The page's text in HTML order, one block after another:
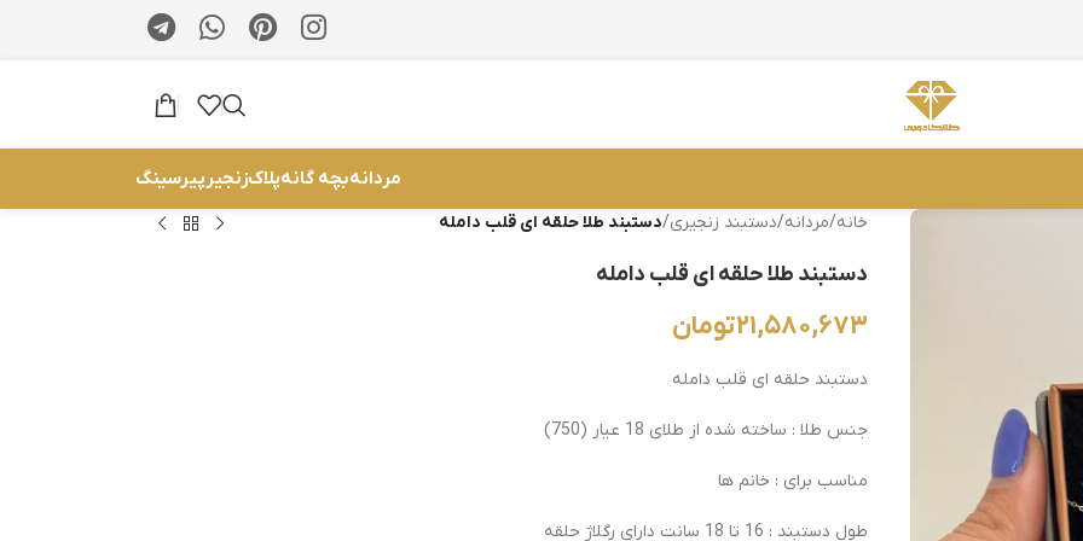
مردانهبچه گانهپلاکزنجیر پیرسینگ
خانه/مردانه/دستبند زنجیری/دستبند طلا حلقه ای قلب دامله
دستبند طلا حلقه ای قلب دامله
۲۱,۵۸۰,۶۷۳تومان
دستبند حلقه ای قلب دامله
جنس طلا : ساخته شده از طلای 18 عیار (750)
مناسب برای : خانم ها
طول دستبند : 16 تا 18 سانت دارای رگلاژ حلقه